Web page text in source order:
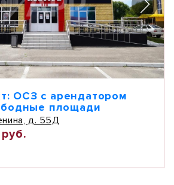
ОСЗ с арендатором
площади
д. 55Д